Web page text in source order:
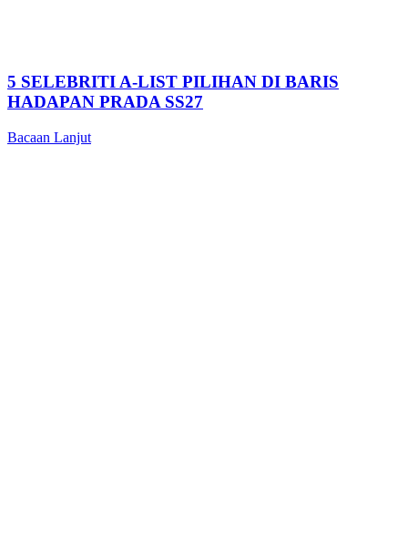
5 SELEBRITI A-LIST PILIHAN DI BARIS
HADAPAN PRADA SS27
Bacaan Lanjut